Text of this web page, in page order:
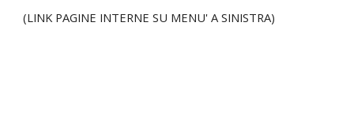
(LINK PAGINE INTERNE SU MENU' A SINISTRA)